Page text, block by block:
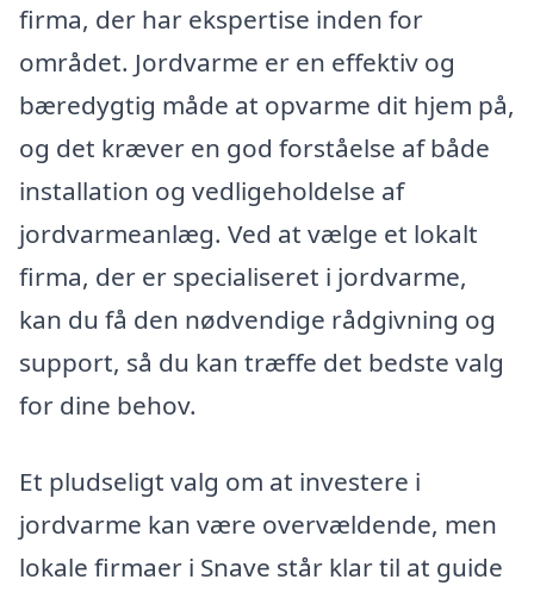
firma, der har ekspertise inden for
området. Jordvarme er en effektiv og
bæredygtig måde at opvarme dit hjem på,
og det kræver en god forståelse af både
installation og vedligeholdelse af
jordvarmeanlæg. Ved at vælge et lokalt
firma, der er specialiseret i jordvarme,
kan du få den nødvendige rådgivning og
support, så du kan træffe det bedste valg
for dine behov.
Et pludseligt valg om at investere i
jordvarme kan være overvældende, men
lokale firmaer i Snave står klar til at guide